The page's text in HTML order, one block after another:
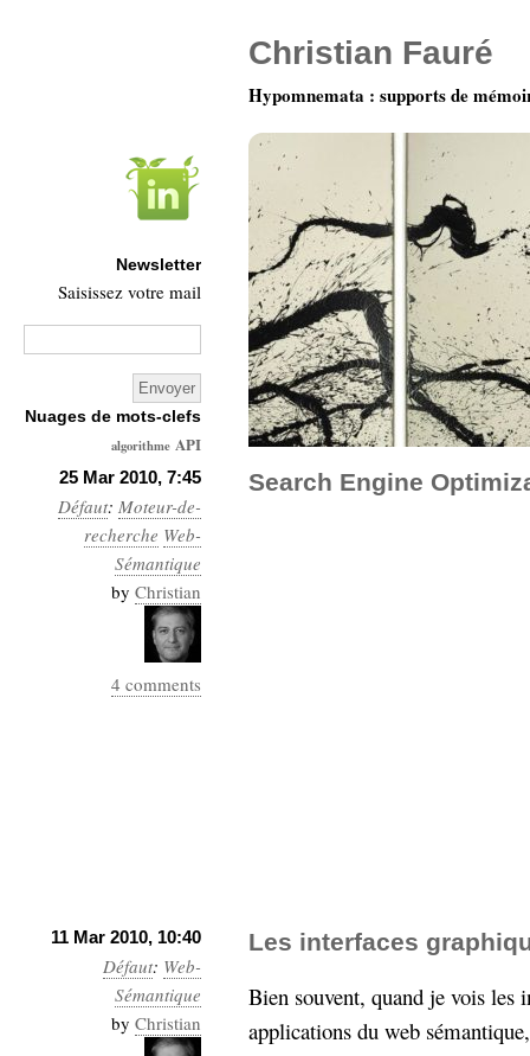
25 Mar 2010, 7:45
Défaut: Moteur-de-
recherche Web-
Sémantique
by Christian
4 comments
Search Engine
11 Mar 2010, 10:40
Défaut: Web-
Sémantique
by Christian
Les interfaces
Bien souvent, quand je vois les
applications du web
Christian Fauré
Hypomnemata : supports de
Newsletter
Saisissez votre mail
Nuages de mots-clefs
algorithme API
Architecture
Ars-
Industrialis
business_model
cinéma
Cloud
entreprise Entreprise-
2.0google
grammatisation
humeur